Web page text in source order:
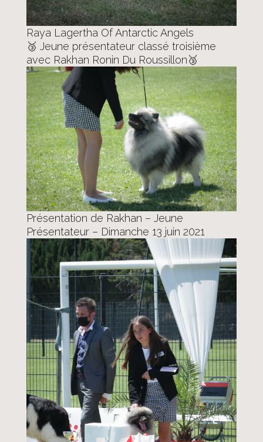
Raya Lagertha Of Antarctic Angels
🥉 Jeune présentateur classé troisième
avec Rakhan Ronin Du Roussillon🥉
Présentation de Rakhan – Jeune
Présentateur – Dimanche 13 juin 2021